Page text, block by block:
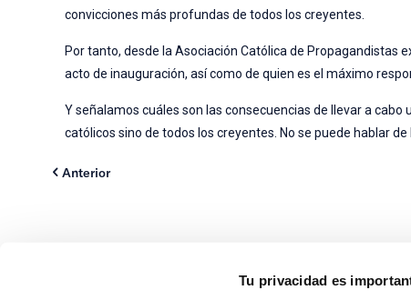
Tu privacidad es
convicciones más profundas de todos los creyentes.
Por tanto, desde la Asociación Católica de Propagandistas
acto de inauguración, así como de quien es el máximo
Y señalamos cuáles son las consecuencias de llevar a
católicos sino de todos los creyentes. No se puede hablar
Anterior